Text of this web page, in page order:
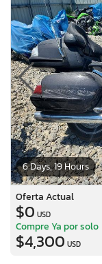
6 Days, 19 Hours
Oferta Actual
$0 USD
Compre Ya por solo
$4,300 USD